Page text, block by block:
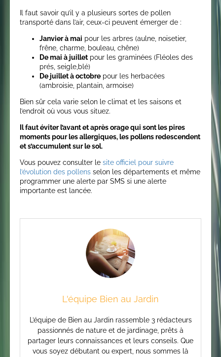
Il faut savoir qu’il y a plusieurs sortes de pollen
transporté dans l’air, ceux-ci peuvent émerger de :
Janvier à mai pour les arbres (aulne, noisetier,
frêne, charme, bouleau, chêne)
De mai à juilletpour les graminées (Fléoles des
prés, seigle,blé)
De juillet à octobre pour les herbacées
(ambroisie, plantain, armoise)
Bien sûr cela varie selon le climat et les saisons et
l’endroit où vous vous situez.
Il faut éviter l’avant et après orage qui sont les pires
moments pour les allergiques, les pollens redescendent
et s’accumulent sur le sol.
Vous pouvez consulter le site officiel pour suivre
l’évolution des pollens selon les départements et même
programmer une alerte par SMS si une alerte
importante est lancée.
L'équipe Bien au Jardin
L’équipe de Bien au Jardin rassemble 3 rédacteurs
passionnés de nature et de jardinage, prêts à
partager leurs connaissances et leurs conseils. Que
vous soyez débutant ou expert, nous sommes là